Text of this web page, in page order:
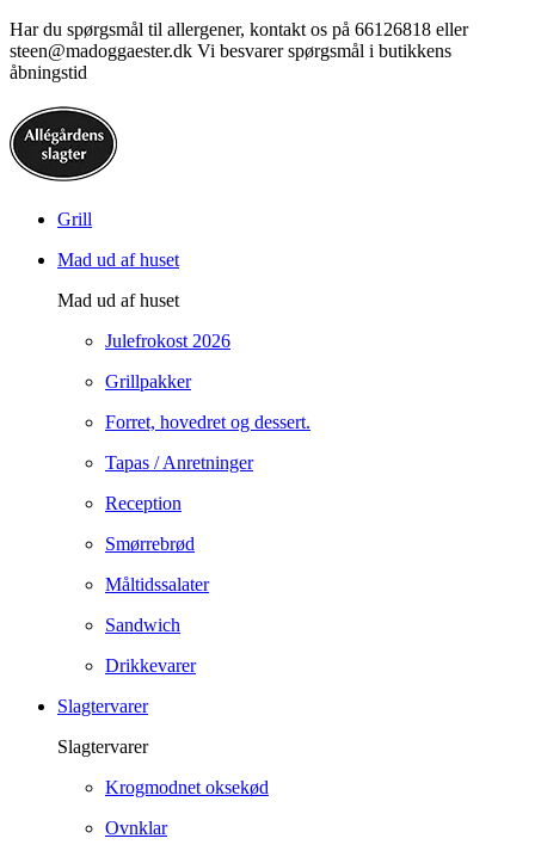
Har du spørgsmål til allergener, kontakt os på 66126818 eller
steen@madoggaester.dk Vi besvarer spørgsmål i butikkens
åbningstid
Grill
Mad ud af huset
Mad ud af huset
Julefrokost 2026
Grillpakker
Forret, hovedret og dessert.
Tapas / Anretninger
Reception
Smørrebrød
Måltidssalater
Sandwich
Drikkevarer
Slagtervarer
Slagtervarer
Krogmodnet oksekød
Ovnklar